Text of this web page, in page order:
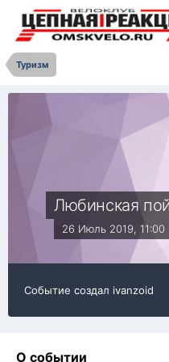
Туризм
Любинская
26 Июль 2019, 11:00
Событие создал ivanzoid
О событии